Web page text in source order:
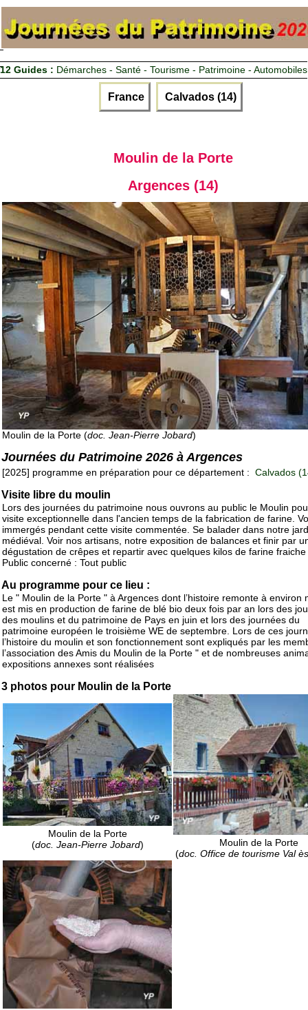
12 Guides : Démarches - Santé - Tourisme - Patrimoine - Automobiles
France Calvados (14)
Moulin de la Porte
Argences (14)
Moulin de la Porte (doc. Jean-Pierre Jobard)
Journées du Patrimoine 2026 à Argences
[2025] programme en préparation pour ce département : Calvados
Visite libre du moulin
Lors des journées du patrimoine nous ouvrons au public le Moulin
visite exceptionnelle dans l'ancien temps de la fabrication de farine.
immergés pendant cette visite commentée. Se balader dans notre
médiéval. Voir nos artisans, notre exposition de balances et finir par
dégustation de crêpes et repartir avec quelques kilos de farine fraiche
Public concerné : Tout public
Au programme pour ce lieu :
Le " Moulin de la Porte " à Argences dont l’histoire remonte à environ
est mis en production de farine de blé bio deux fois par an lors des
des moulins et du patrimoine de Pays en juin et lors des journées du
patrimoine européen le troisième WE de septembre. Lors de ces
l’histoire du moulin et son fonctionnement sont expliqués par les
l’association des Amis du Moulin de la Porte " et de nombreuses
expositions annexes sont réalisées
3 photos pour Moulin de la Porte
Moulin de la Porte
(doc. Jean-Pierre Jobard)
Moulin de la Porte
(doc. Office de tourisme Val